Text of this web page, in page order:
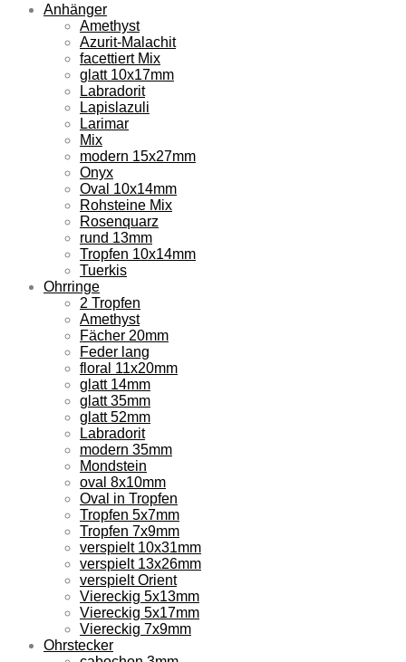
Anhänger
Amethyst
Azurit-Malachit
facettiert Mix
glatt 10x17mm
Labradorit
Lapislazuli
Larimar
Mix
modern 15x27mm
Onyx
Oval 10x14mm
Rohsteine Mix
Rosenquarz
rund 13mm
Tropfen 10x14mm
Tuerkis
Ohrringe
2 Tropfen
Amethyst
Fächer 20mm
Feder lang
floral 11x20mm
glatt 14mm
glatt 35mm
glatt 52mm
Labradorit
modern 35mm
Mondstein
oval 8x10mm
Oval in Tropfen
Tropfen 5x7mm
Tropfen 7x9mm
verspielt 10x31mm
verspielt 13x26mm
verspielt Orient
Viereckig 5x13mm
Viereckig 5x17mm
Viereckig 7x9mm
Ohrstecker